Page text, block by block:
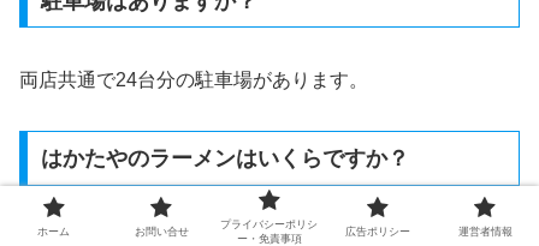
両店共通で24台分の駐車場があります。
はかたやのラーメンはいくらですか？
定番の博多ラーメンは290円です。糸島店でも、この価格
ホーム お問い合せ
プライバシーポリシ
ー・免責事項
広告ポリシー 運営者情報